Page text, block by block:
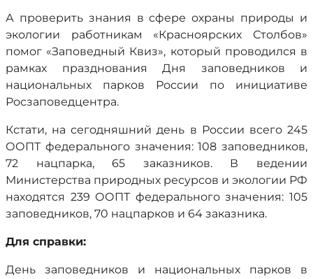
А проверить знания в сфере охраны природы и
экологии работникам «Красноярских Столбов»
помог «Заповедный Квиз», который проводился в
рамках празднования Дня заповедников и
национальных парков России по инициативе
Росзаповедцентра.
Кстати, на сегодняшний день в России всего 245
ООПТ федерального значения: 108 заповедников,
72 нацпарка, 65 заказников. В ведении
Министерства природных ресурсов и экологии РФ
находятся 239 ООПТ федерального значения: 105
заповедников, 70 нацпарков и 64 заказника.
Для справки:
День заповедников и национальных парков в